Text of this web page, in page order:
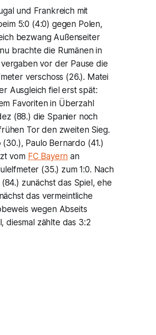
und Frankreich mit
5:0 (4:0) gegen Polen,
bezwang Außenseiter
brachte die Rumänen in
vor der Pause die
verschoss (26.). Matei
Ausgleich fiel erst spät:
Favoriten in Überzahl
(88.) die Spanier noch
Tor den zweiten Sieg.
Paulo Bernardo (41.)
vom FC Bayern an
(35.) zum 1:0. Nach
zunächst das Spiel, ehe
das vermeintliche
wegen Abseits
diesmal zählte das 3:2